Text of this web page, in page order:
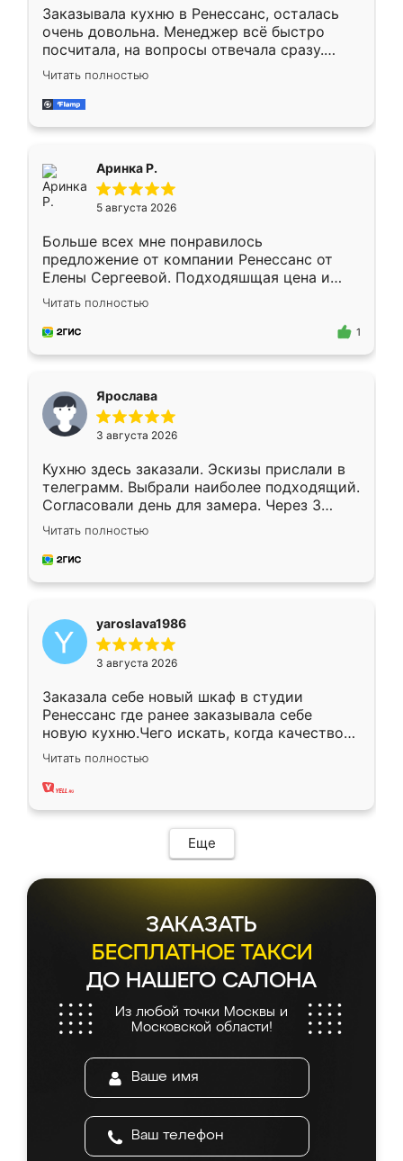
Заказывала кухню в Ренессанс, осталась
очень довольна. Менеджер всё быстро
посчитала, на вопросы отвечала сразу.
Замерщик приехал в субботу, подошёл к
делу со всей ответственностью. Собрали
за день, ребята работали аккуратно, даже
Читать полностью
Аринка Р.
5 августа 2026
Больше всех мне понравилось
предложение от компании Ренессанс от
Елены Сергеевой. Подходяшщая цена и
короткие сроки изготовления. Приехавший
для замера сотрудник Владислав
предложил по моему эскизу самый
Читать полностью
1
Ярослава
3 августа 2026
Кухню здесь заказали. Эскизы прислали в
телеграмм. Выбрали наиболее подходящий.
Согласовали день для замера. Через 3
недели кухня была уже готова. Остались
довольны работой. Спасибо Ренессанс
мебель за качественную работу!
Читать полностью
yaroslava1986
3 августа 2026
Заказала себе новый шкаф в студии
Ренессанс где ранее заказывала себе
новую кухню.Чего искать, когда качеством
вполне довольна. Служит кухня уже почти
два года, нареканий нет.
Читать полностью
Еще
ЗАКАЗАТЬ
БЕСПЛАТНОЕ ТАКСИ
ДО НАШЕГО САЛОНА
Из любой точки Москвы и
Московской области!